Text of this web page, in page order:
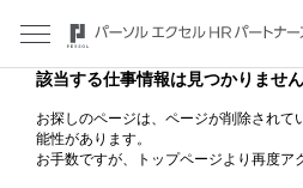
該当する仕事情報は見つかりません
お探しのページは、ページが削除され
能性があります。
お手数ですが、トップページより再度ア